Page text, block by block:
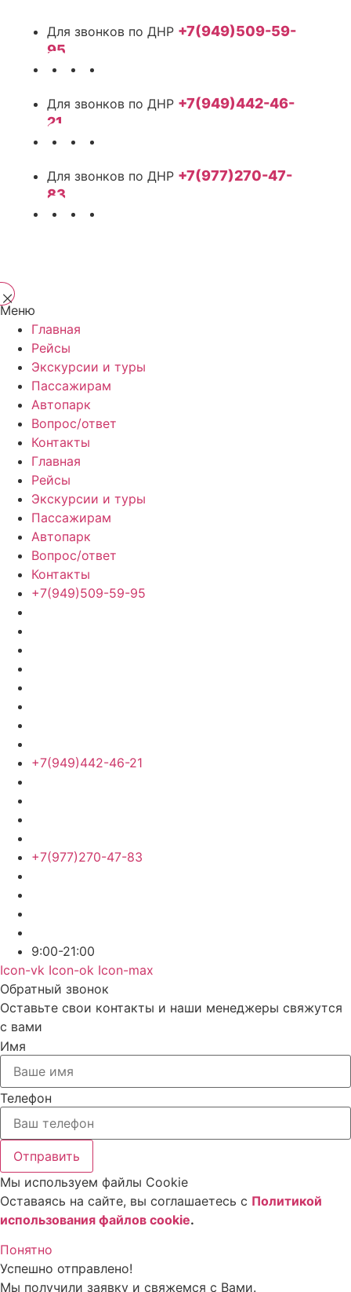
+7(949)509-59-
95
+7(949)442-46-
21
+7(977)270-47-
83
Меню
Главная
Рейсы
Экскурсии и туры
Пассажирам
Автопарк
Вопрос/ответ
Контакты
Главная
Рейсы
Экскурсии и туры
Пассажирам
Автопарк
Вопрос/ответ
Контакты
+7(949)509-59-95
+7(949)442-46-21
+7(977)270-47-83
9:00-21:00
Icon-vk Icon-ok Icon-max
Обратный звонок
Оставьте свои контакты и наши менеджеры свяжутся
с вами
Имя
Телефон
Отправить
Мы используем файлы Cookie
Оставаясь на сайте, вы соглашаетесь c Политикой
использования файлов cookie.
Понятно
Успешно отправлено!
Мы получили заявку и свяжемся с Вами.